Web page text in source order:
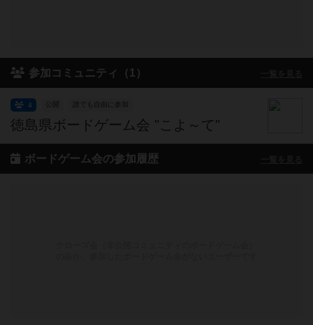
参加コミュニティ（1）
徳島県ボードゲーム会 "こよ～て"
公開 誰でも自由に参加
4
ボードゲーム会の参加履歴